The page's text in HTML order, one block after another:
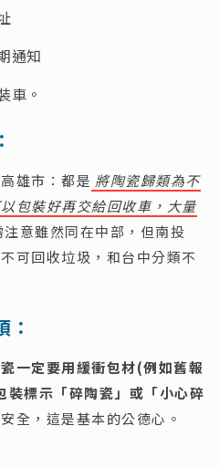
通知
車。
雄市：都是 將陶瓷歸類為不
包裝好再交給回收車，大量
注意雖然同在中部，但南投
可回收垃圾，和台中分類不
一定要用緩衝包材(例如舊報
標示「碎陶瓷」或「小心碎
全，這是基本的公德心。